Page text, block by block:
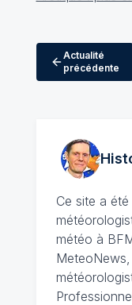
Actualité
précédente
Ce site a
météo à